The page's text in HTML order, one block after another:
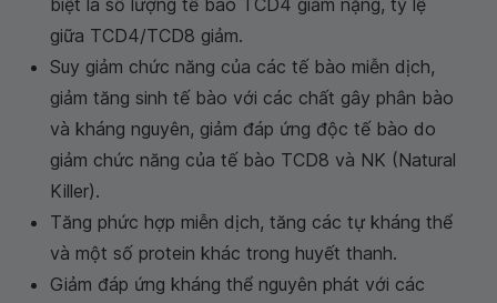
biệt là số lượng tế bào TCD4 giảm nặng, tỷ lệ
giữa TCD4/TCD8 giảm.
Suy giảm chức năng của các tế bào miễn dịch,
giảm tăng sinh tế bào với các chất gây phân bào
và kháng nguyên, giảm đáp ứng độc tế bào do
giảm chức năng của tế bào TCD8 và NK (Natural
Killer).
Tăng phức hợp miễn dịch, tăng các tự kháng thể
và một số protein khác trong huyết thanh.
Giảm đáp ứng kháng thể nguyên phát với các